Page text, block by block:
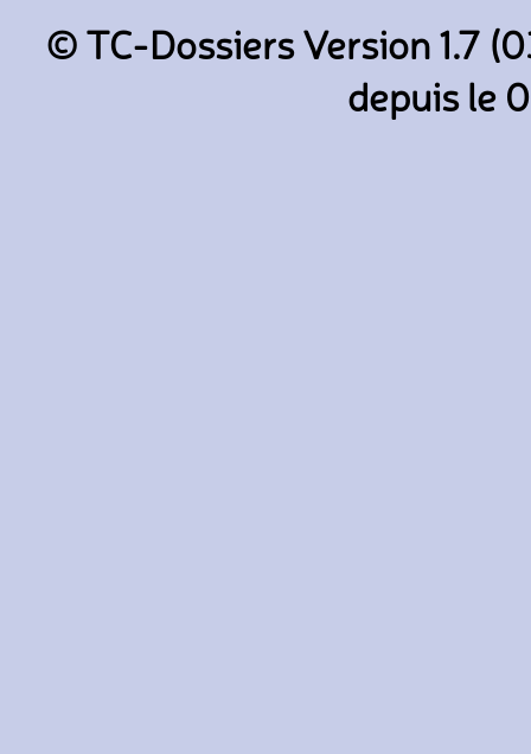
© TC-Dossiers Version 1.7
depuis le